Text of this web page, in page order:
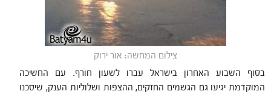
צילום המחשה: אור ירוק
בסוף השבוע האחרון בישראל עברו לשעון חורף. עם החשיכה
המוקדמת יגיעו גם הגשמים החזקים, ההצפות ושלוליות הענק, שיסכנו